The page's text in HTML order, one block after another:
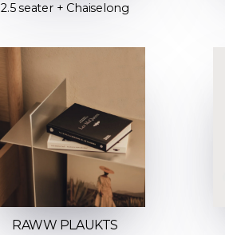
2.5 seater + Chaiselong
RAWW PLAUKTS